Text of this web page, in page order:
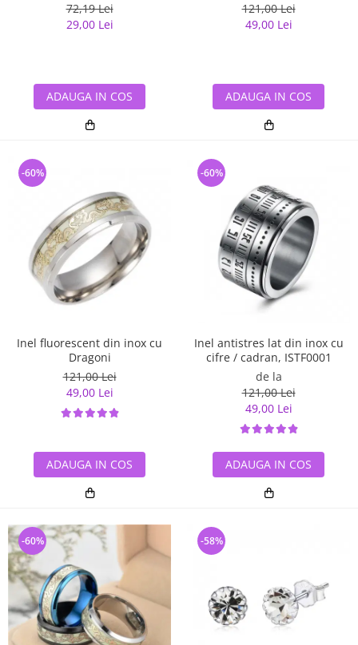
72,19 Lei
29,00 Lei
ADAUGA IN COS
121,00 Lei
49,00 Lei
ADAUGA IN COS
Inel fluorescent din inox cu
Dragoni
121,00 Lei
49,00 Lei
-60%
ADAUGA IN COS
Inel antistres lat din inox cu
cifre / cadran, ISTF0001
de la
121,00 Lei
49,00 Lei
-60%
ADAUGA IN COS
-60% -58%